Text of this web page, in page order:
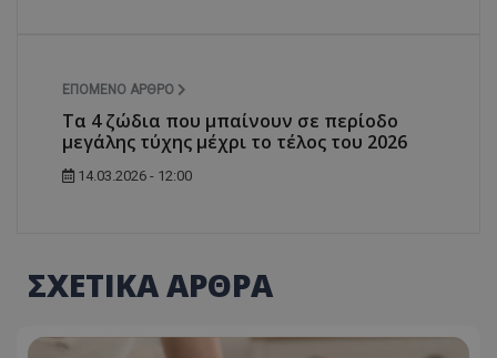
ΕΠΌΜΕΝΟ ΆΡΘΡΟ
Τα 4 ζώδια που μπαίνουν σε περίοδο
μεγάλης τύχης μέχρι το τέλος του 2026
14.03.2026 - 12:00
ΣΧΕΤΙΚΑ ΑΡΘΡΑ